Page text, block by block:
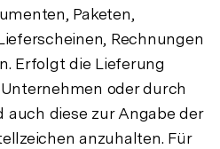
Paketen,
Rechnungen
Erfolgt die Lieferung
oder durch
auch diese zur Angabe der
anzuhalten. Für